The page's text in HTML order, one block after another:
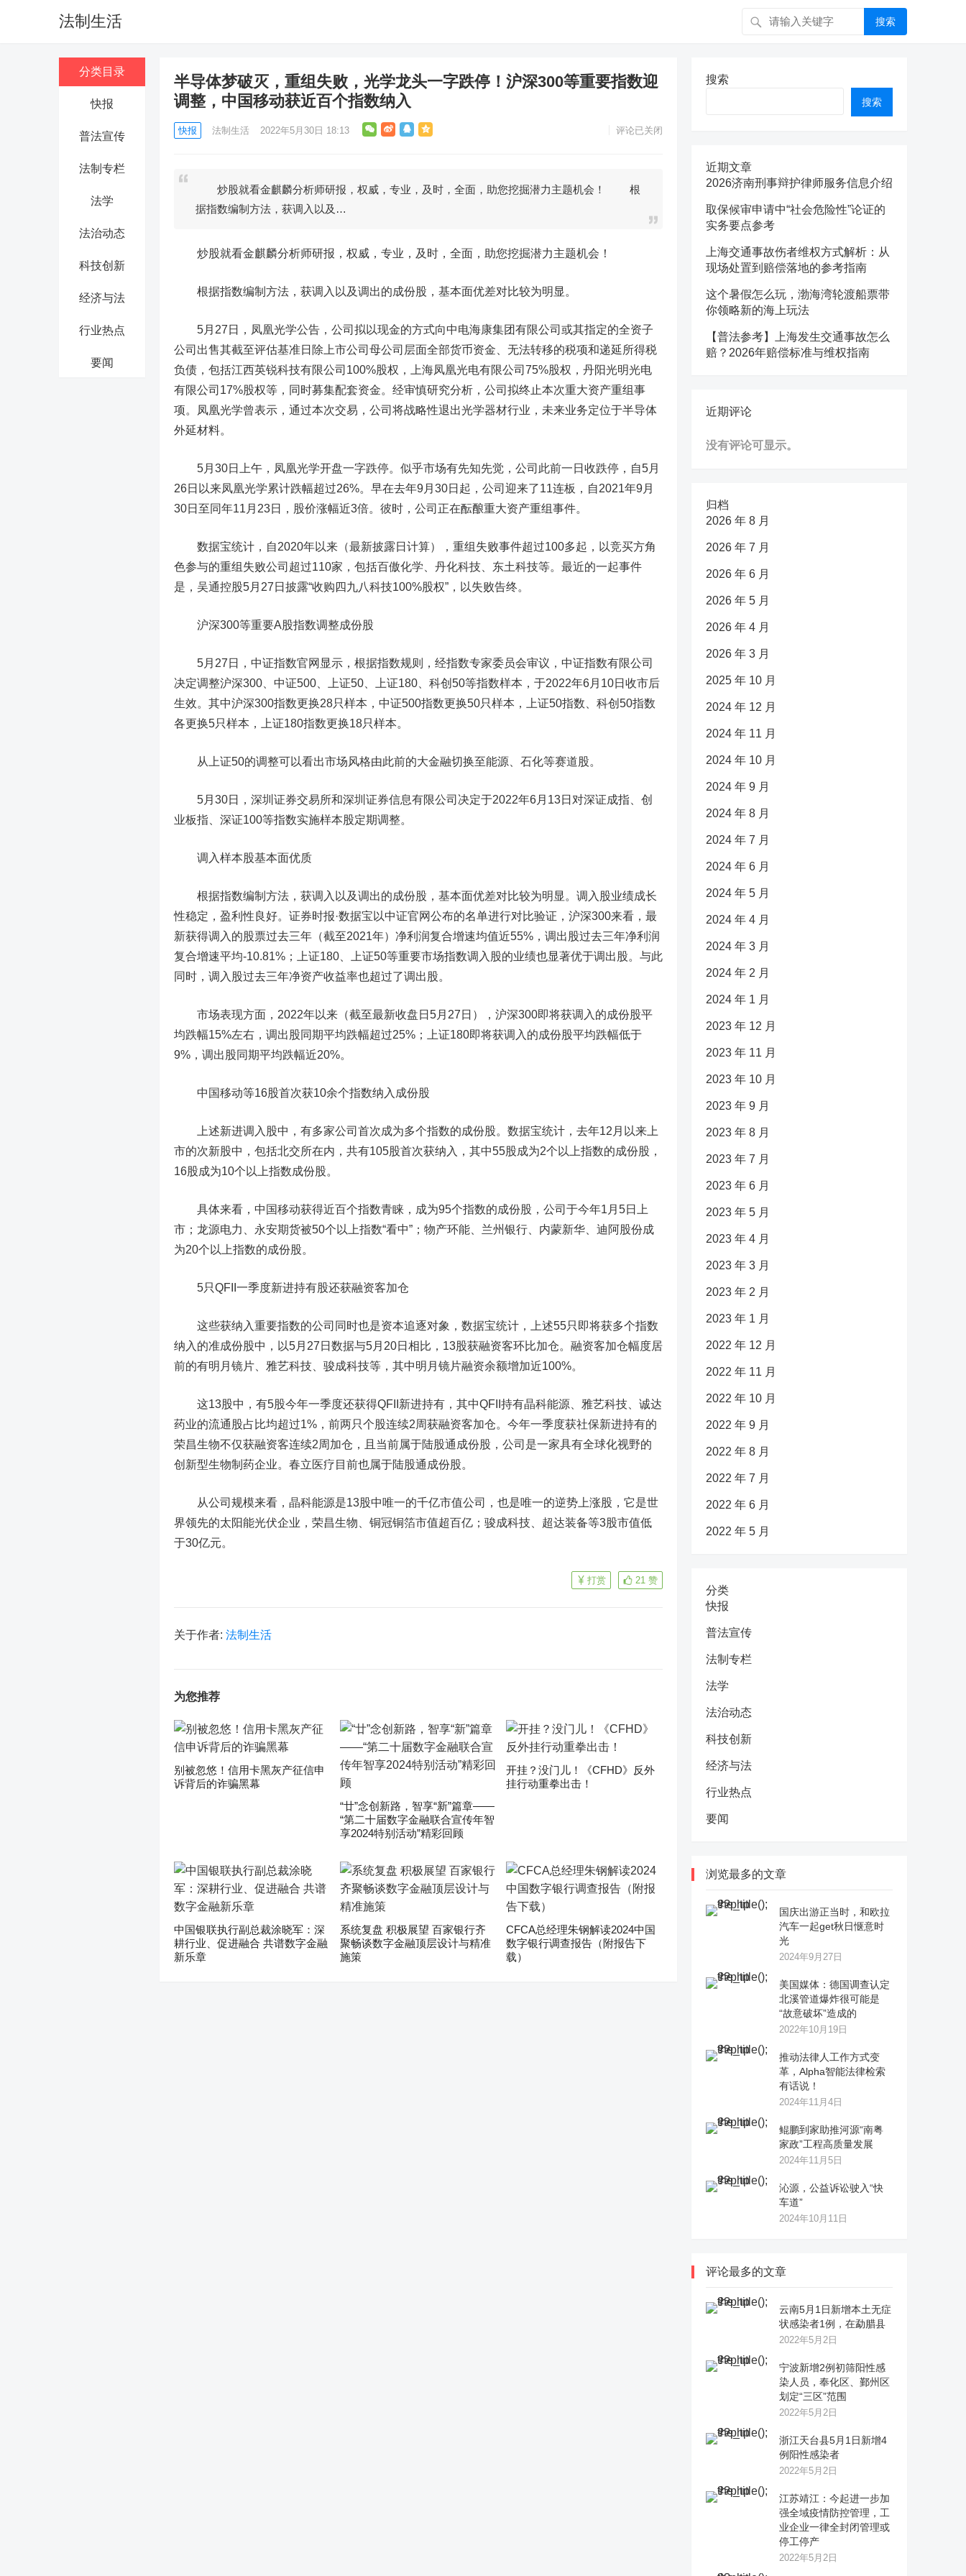
法制生活 搜索
分类目录
快报
普法宣传
法制专栏
法学
法治动态
科技创新
经济与法
行业热点
要闻
半导体梦破灭，重组失败，光学龙头一字跌停！沪深300等重要指数迎
调整，中国移动获近百个指数纳入
快报 法制生活 2022年5月30日 18:13 评论已关闭
炒股就看金麒麟分析师研报，权威，专业，及时，全面，助您挖掘潜力主题机会！ 根
据指数编制方法，获调入以及…
炒股就看金麒麟分析师研报，权威，专业，及时，全面，助您挖掘潜力主题机会！
根据指数编制方法，获调入以及调出的成份股，基本面优差对比较为明显。
5月27日， 凤凰光学公告，公司拟以现金的方式向中电海康集团有限公司或其指定的全资子
公司出售其截至评估基准日除上市公司母公司层面全部货币资金、无法转移的税项和递延所得税
负债，包括江西英锐科技有限公司100%股权，
上海凤凰光电有限公司75%股权，丹阳光明光电
有限公司17%股权等，同时募集配套资金。经审慎研究分析，公司拟终止本次重大资产重组事
项。凤凰光学曾表示，通过本次交易，公司将战略性退出光学器材行业，未来业务定位于半导体
外延材料。
5月30日上午，凤凰光学开盘一字跌停。似乎市场有先知先觉，公司此前一日收跌停，自5月
26日以来凤凰光学累计跌幅超过26%。早在去年9月30日起，公司迎来了11连板，自2021年9月
30日至同年11月23日，股价涨幅近3倍。彼时，公司正在酝酿重大资产重组事件。
数据宝统计，自2020年以来（最新披露日计算），重组失败事件超过100多起，以竞买方角
色参与的重组失败公司超过110家，包括百傲化学 丹化科技 东土科技等。最近的一起事件
是， 吴通控股5月27日披露“收购四九八科技100%股权”，以失败告终。
沪深300等重要A股指数调整成份股
5月27日，中证指数官网显示，根据指数规则，经指数专家委员会审议，中证指数有限公司
决定调整沪深300、中证500、上证50、上证180、科创50等指数样本，于2022年6月10日收市后
生效。其中沪深300指数更换28只样本，中证500指数更换50只样本， 上证50指数 、科创50指数
各更换5只样本，
上证180指数更换18只样本。
从上证50的调整可以看出市场风格由此前的大金融切换至能源、石化等赛道股。
5月30日，深圳证券交易所和深圳证券信息有限公司决定于2022年6月13日对深证成指、创
业板指、深证100等指数实施样本股定期调整。
调入样本股基本面优质
根据指数编制方法，获调入以及调出的成份股，基本面优差对比较为明显。调入股业绩成长
性稳定，盈利性良好。证券时报·数据宝以中证官网公布的名单进行对比验证，沪深300来看，最
新获得调入的股票过去三年（截至2021年）净利润复合增速均值近55%，调出股过去三年净利润
复合增速平均-10.81%；上证180、上证50等重要市场指数调入股的业绩也显著优于调出股。与此
同时，调入股过去三年净资产收益率也超过了调出股。
市场表现方面，2022年以来（截至最新收盘日5月27日），沪深300即将获调入的成份股平
均跌幅15%左右，调出股同期平均跌幅超过25%；上证180即将获调入的成份股平均跌幅低于
9%，调出股同期平均跌幅近20%。
中国移动等16股首次获10余个指数纳入成份股
上述新进调入股中，有多家公司首次成为多个指数的成份股。数据宝统计，去年12月以来上
市的次新股中，包括北交所在内，共有105股首次获纳入，其中55股成为2个以上指数的成份股，
16股成为10个以上指数成份股。
具体来看，中国移动获得近百个指数青睐，成为95个指数的成份股，公司于今年1月5日上
市； 龙源电力 永安期货被50个以上指数“看中”； 物产环能 兰州银行 内蒙新华 迪阿股份成
为20个以上指数的成份股。
5只QFII一季度新进持有股还获融资客加仓
这些获纳入重要指数的公司同时也是资本追逐对象，数据宝统计，上述55只即将获多个指数
纳入的准成份股中，以5月27日数据与5月20日相比，13股获融资客环比加仓。融资客加仓幅度居
前的有明月镜片 雅艺科技 骏成科技等，其中明月镜片融资余额增加近100%。
这13股中，有5股今年一季度还获得QFII新进持有，其中QFII持有晶科能源 、雅艺科技、 诚达
药业的流通股占比均超过1%，前两只个股连续2周获融资客加仓。今年一季度获社保新进持有的
荣昌生物不仅获融资客连续2周加仓，且当前属于陆股通成份股，公司是一家具有全球化视野的
创新型生物制药企业。 春立医疗 目前也属于陆股通成份股。
从公司规模来看，晶科能源是13股中唯一的千亿市值公司，也是唯一的逆势上涨股，它是世
界领先的太阳能光伏企业，荣昌生物、 铜冠铜箔市值超百亿；骏成科技、 超达装备等3股市值低
于30亿元。
21 赞
打赏
关于作者: 法制生活
为您推荐
别被忽悠！信用卡黑灰产征信申
诉背后的诈骗黑幕
“廿”念创新路，智享“新”篇章——
“第二十届数字金融联合宣传年智
享2024特别活动”精彩回顾
开挂？没门儿！《CFHD》反外
挂行动重拳出击！
中国银联执行副总裁涂晓军：深
耕行业、促进融合 共谱数字金融
新乐章
系统复盘 积极展望 百家银行齐
聚畅谈数字金融顶层设计与精准
施策
CFCA总经理朱钢解读2024中国
数字银行调查报告（附报告下
载）
搜索
搜索
近期文章
2026济南刑事辩护律师服务信息介绍
取保候审申请中“社会危险性”论证的
实务要点参考
上海交通事故伤者维权方式解析：从
现场处置到赔偿落地的参考指南
这个暑假怎么玩，渤海湾轮渡船票带
你领略新的海上玩法
【普法参考】上海发生交通事故怎么
赔？2026年赔偿标准与维权指南
近期评论
没有评论可显示。
归档
2026 年 8 月
2026 年 7 月
2026 年 6 月
2026 年 5 月
2026 年 4 月
2026 年 3 月
2025 年 10 月
2024 年 12 月
2024 年 11 月
2024 年 10 月
2024 年 9 月
2024 年 8 月
2024 年 7 月
2024 年 6 月
2024 年 5 月
2024 年 4 月
2024 年 3 月
2024 年 2 月
2024 年 1 月
2023 年 12 月
2023 年 11 月
2023 年 10 月
2023 年 9 月
2023 年 8 月
2023 年 7 月
2023 年 6 月
2023 年 5 月
2023 年 4 月
2023 年 3 月
2023 年 2 月
2023 年 1 月
2022 年 12 月
2022 年 11 月
2022 年 10 月
2022 年 9 月
2022 年 8 月
2022 年 7 月
2022 年 6 月
2022 年 5 月
分类
快报
普法宣传
法制专栏
法学
法治动态
科技创新
经济与法
行业热点
要闻
浏览最多的文章
国庆出游正当时，和欧拉
汽车一起get秋日惬意时
光
2024年9月27日
美国媒体：德国调查认定
北溪管道爆炸很可能是
“故意破坏”造成的
2022年10月19日
推动法律人工作方式变
革，Alpha智能法律检索
有话说！
2024年11月4日
鲲鹏到家助推河源“南粤
家政”工程高质量发展
2024年11月5日
沁源，公益诉讼驶入“快
车道”
2024年10月11日
评论最多的文章
云南5月1日新增本土无症
状感染者1例，在勐腊县
2022年5月2日
宁波新增2例初筛阳性感
染人员，奉化区、鄞州区
划定“三区”范围
2022年5月2日
浙江天台县5月1日新增4
例阳性感染者
2022年5月2日
江苏靖江：今起进一步加
强全域疫情防控管理，工
业企业一律全封闭管理或
停工停产
2022年5月2日